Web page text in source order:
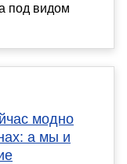
под видом
модно
а мы и